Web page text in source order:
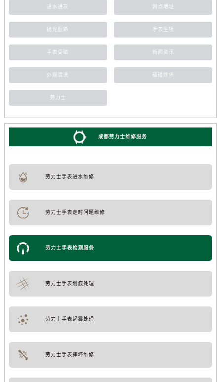
进水进灰 网点地址
抛光翻新 手表生锈
手表受磁 新闻资讯
外观清洗 磕碰摔坏
劳力士
成都劳力士维修服务
劳力士手表进水维修
劳力士手表走时问题维修
劳力士手表检测服务
劳力士手表划痕处理
劳力士手表起雾处理
劳力士手表摔坏维修